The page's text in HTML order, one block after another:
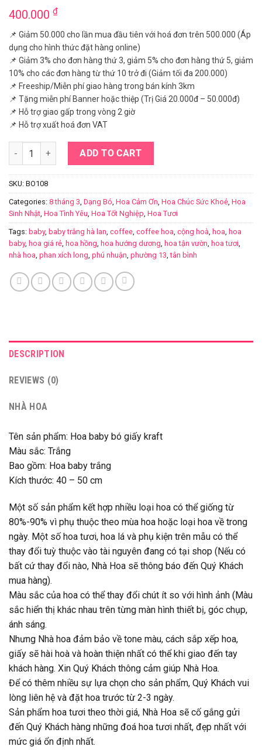
400.000 ₫
📌 Giảm 50.000 cho lần mua đầu tiên với hoá đơn trên 500.000 (Áp
dụng cho hình thức đặt hàng online)
📌 Giảm 3% cho đơn hàng thứ 3, giảm 5% cho đơn hàng thứ 5, giảm
10% cho các đơn hàng từ thứ 10 trở đi (Giảm tối đa 200.000)
📌 Freeship/Miễn phí giao hàng trong bán kính 3km
📌 Tặng miễn phí Banner hoặc thiệp (Trị Giá 20.000đ – 50.000đ)
📌 Hỗ trợ giao gấp trong vòng 2 giờ
📌 Hỗ trợ xuất hoá đơn VAT
Hoa baby bó giấy kraft quantity
ADD TO CART
SKU: BO108
Categories: 8 tháng 3, Dạng Bó, Hoa Cảm Ơn, Hoa Chúc Sức Khoẻ, Hoa
Sinh Nhật, Hoa Tình Yêu, Hoa Tốt Nghiệp, Hoa Tươi
Tags: baby, baby trắng hà lan, coffee, coffee hoa, cộng hoà, hoa, hoa
baby, hoa giá rẻ, hoa hồng, hoa hướng dương, hoa tận vườn, hoa tươi,
nhà hoa, phan xích long, phú nhuận, phường 13,tân bình
DESCRIPTION
REVIEWS (0)
NHÀ HOA
Tên sản phẩm: Hoa baby bó giấy kraft
Màu sắc: Trắng
Bao gồm: Hoa baby trắng
Kích thước: 40 – 50 cm
Một số sản phẩm kết hợp nhiều loại hoa có thể giống từ
80%-90% vì phụ thuộc theo mùa hoa hoặc loại hoa về trong
ngày. Một số hoa tươi, hoa lá và phụ kiện trên mẫu có thể
thay đổi tuỳ thuộc vào tài nguyên đang có tại shop (Nếu có
bất cứ thay đổi nào, Nhà Hoa sẽ thông báo đến Quý Khách
mua hàng).
Màu sắc của hoa có thể thay đổi chút ít so với hình ảnh (Màu
sắc hiển thị khác nhau trên từng màn hình thiết bị, góc chụp,
ánh sáng.
Nhưng Nhà hoa đảm bảo về tone màu, cách sắp xếp hoa,
giấy sẽ hài hoà và hoàn thiện nhất có thể khi giao đến tay
khách hàng. Xin Quý Khách thông cảm giúp Nhà Hoa.
Để có thêm nhiều sự lựa chọn cho sản phẩm, Quý Khách vui
lòng liên hệ và đặt hoa trước từ 2-3 ngày.
Sản phẩm hoa tươi theo thời giá, Nhà Hoa sẽ cố gắng gửi
đến Quý Khách hàng những đoá hoa tươi nhất, đẹp nhất với
mức giá ổn định nhất.